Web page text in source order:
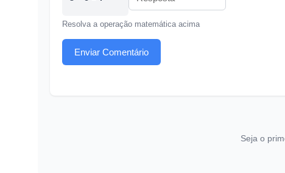
Resolva a operação matemática acima
Enviar Comentário
Seja o